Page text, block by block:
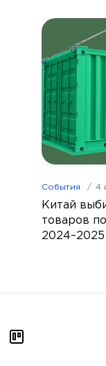
События 4
Китай
товаров
2024–2025